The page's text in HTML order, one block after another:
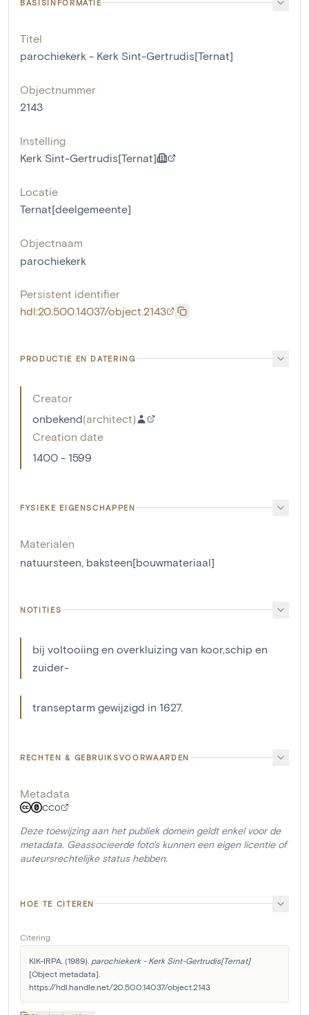
BASISINFORMATIE
Titel
parochiekerk - Kerk Sint-Gertrudis[Ternat]
Objectnummer
2143
Instelling
Kerk Sint-Gertrudis[Ternat]
Locatie
Ternat[deelgemeente]
Objectnaam
parochiekerk
Persistent identifier
hdl:20.500.14037/object.2143
PRODUCTIE EN DATERING
Creator
onbekend(architect)
Creation date
1400 - 1599
FYSIEKE EIGENSCHAPPEN
Materialen
natuursteen baksteen[bouwmateriaal]
NOTITIES
bij voltooiing en overkluizing van koor,schip en
zuider-
transeptarm gewijzigd in 1627.
RECHTEN & GEBRUIKSVOORWAARDEN
Metadata
CC0
Deze toewijzing aan het publiek domein geldt enkel voor de
metadata. Geassocieerde foto's kunnen een eigen licentie of
auteursrechtelijke status hebben.
HOE TE CITEREN
Citering
KIK-IRPA. (1989). parochiekerk - Kerk Sint-Gertrudis[Ternat]
[Object metadata].
https://hdl.handle.net/20.500.14037/object.2143